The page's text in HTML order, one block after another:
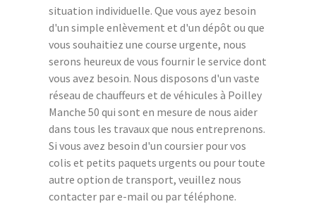
situation individuelle. Que vous ayez besoin
d'un simple enlèvement et d'un dépôt ou que
vous souhaitiez une course urgente, nous
serons heureux de vous fournir le service dont
vous avez besoin. Nous disposons d'un vaste
réseau de chauffeurs et de véhicules à Poilley
Manche 50 qui sont en mesure de nous aider
dans tous les travaux que nous entreprenons.
Si vous avez besoin d'un coursier pour vos
colis et petits paquets urgents ou pour toute
autre option de transport, veuillez nous
contacter par e-mail ou par téléphone.